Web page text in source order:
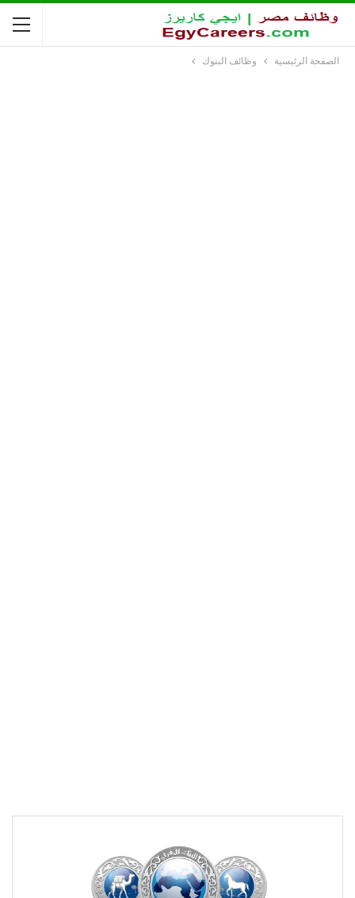
الصفحة الرئيسية وظائف البنوك